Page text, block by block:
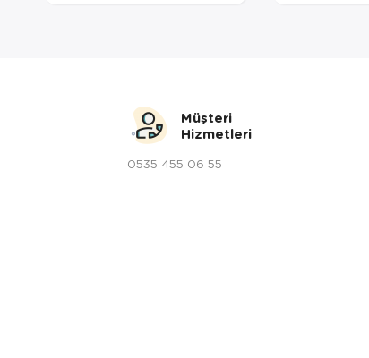
Müşteri
Hizmetleri
0535 455 06 55